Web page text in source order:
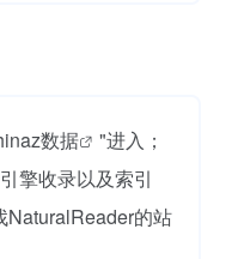
数据
"进入；
擎收录以及索引
NaturalReader的站